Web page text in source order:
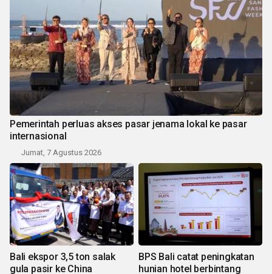
Pemerintah perluas akses pasar jenama lokal ke pasar
internasional
Jumat, 7 Agustus 2026
Bali ekspor 3,5 ton salak
gula pasir ke China
BPS Bali catat peningkatan
hunian hotel berbintang